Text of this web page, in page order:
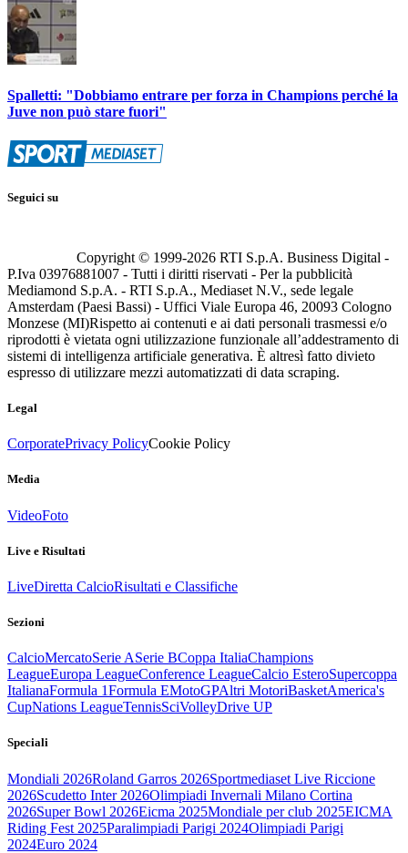
Spalletti: "Dobbiamo entrare per forza in Champions perché la
Juve non può stare fuori"
Seguici su
Copyright © 1999-2026 RTI S.p.A. Business Digital -
P.Iva 03976881007 - Tutti i diritti riservati - Per la pubblicità
Mediamond S.p.A. - RTI S.p.A., Mediaset N.V., sede legale
Amsterdam (Paesi Bassi) - Uffici Viale Europa 46, 20093 Cologno
Monzese (MI)Rispetto ai contenuti e ai dati personali trasmessi e/o
riprodotti è vietata ogni utilizzazione funzionale all’addestramento di
sistemi di intelligenza artificiale generativa. È altresì fatto divieto
espresso di utilizzare mezzi automatizzati di data scraping.
Legal
CorporatePrivacy PolicyCookie Policy
Media
VideoFoto
Live e Risultati
LiveDiretta CalcioRisultati e Classifiche
Sezioni
CalcioMercatoSerie ASerie BCoppa ItaliaChampions
LeagueEuropa LeagueConference LeagueCalcio EsteroSupercoppa
ItalianaFormula 1Formula EMotoGPAltri MotoriBasketAmerica's
CupNations LeagueTennisSciVolleyDrive UP
Speciali
Mondiali 2026Roland Garros 2026Sportmediaset Live Riccione
2026Scudetto Inter 2026Olimpiadi Invernali Milano Cortina
2026Super Bowl 2026Eicma 2025Mondiale per club 2025EICMA
Riding Fest 2025Paralimpiadi Parigi 2024Olimpiadi Parigi
2024Euro 2024